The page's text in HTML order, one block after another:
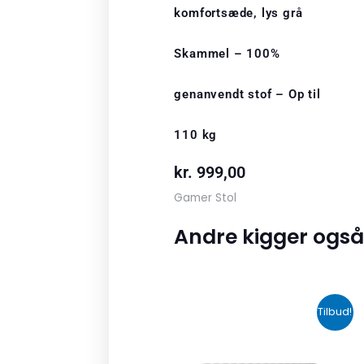
komfortsæde, lys grå
Skammel – 100%
genanvendt stof – Op til
110 kg
kr. 999,00
Gamer Stol
Andre kigger
Tilbud!
oprindelige
aktuelle